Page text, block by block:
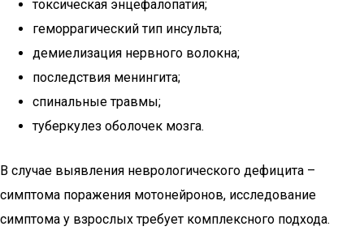
токсическая энцефалопатия;
геморрагический тип инсульта;
демиелизация нервного волокна;
последствия менингита;
спинальные травмы;
туберкулез оболочек мозга.
В случае выявления неврологического дефицита –
симптома поражения мотонейронов, исследование
симптома у взрослых требует комплексного подхода.